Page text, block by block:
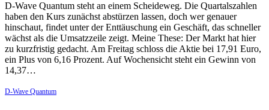
D-Wave Quantum steht an einem Scheideweg. Die Quartalszahlen
haben den Kurs zunächst abstürzen lassen, doch wer genauer
hinschaut, findet unter der Enttäuschung ein Geschäft, das schneller
wächst als die Umsatzzeile zeigt. Meine These: Der Markt hat hier
zu kurzfristig gedacht. Am Freitag schloss die Aktie bei 17,91 Euro,
ein Plus von 6,16 Prozent. Auf Wochensicht steht ein Gewinn von
14,37…
D-Wave Quantum